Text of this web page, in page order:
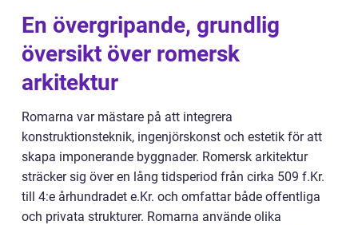
En övergripande, grundlig
översikt över romersk
arkitektur
Romarna var mästare på att integrera
konstruktionsteknik, ingenjörskonst och estetik för att
skapa imponerande byggnader. Romersk arkitektur
sträcker sig över en lång tidsperiod från cirka 509 f.Kr.
till 4:e århundradet e.Kr. och omfattar både offentliga
och privata strukturer. Romarna använde olika